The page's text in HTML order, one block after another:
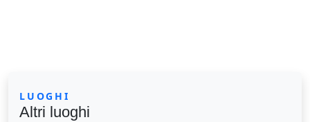
LUOGHI
Altri luoghi